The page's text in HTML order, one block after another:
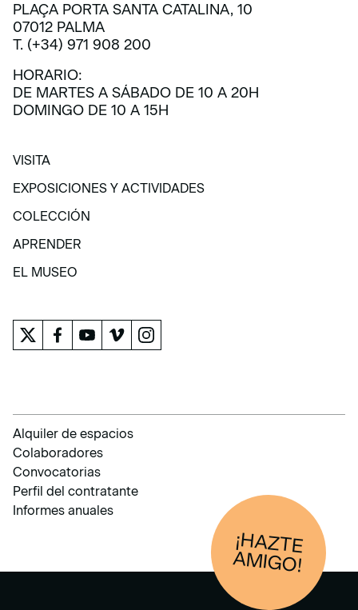
PLAÇA PORTA SANTA CATALINA, 10
07012 PALMA
T. (+34) 971 908 200
HORARIO:
DE MARTES A SÁBADO DE 10 A 20H
DOMINGO DE 10 A 15H
VISITA
VISITA
EXPOSICIONES Y ACTIVIDADES
EXPOSICIONES Y ACTIVIDADES
COLECCIÓN
COLECCIÓN
APRENDER
APRENDER
EL MUSEO
Alquiler de espacios
Colaboradores
Convocatorias
Perfil del contratante
Informes anuales
¡HAZTE
AM
IGO!